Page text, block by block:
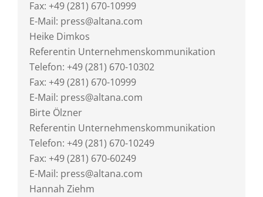
Fax: +49 (281) 670-10999
E-Mail: press@altana.com
Heike Dimkos
Referentin Unternehmenskommunikation
Telefon: +49 (281) 670-10302
Fax: +49 (281) 670-10999
E-Mail: press@altana.com
Birte Ölzner
Referentin Unternehmenskommunikation
Telefon: +49 (281) 670-10249
Fax: +49 (281) 670-60249
E-Mail: press@altana.com
Hannah Ziehm